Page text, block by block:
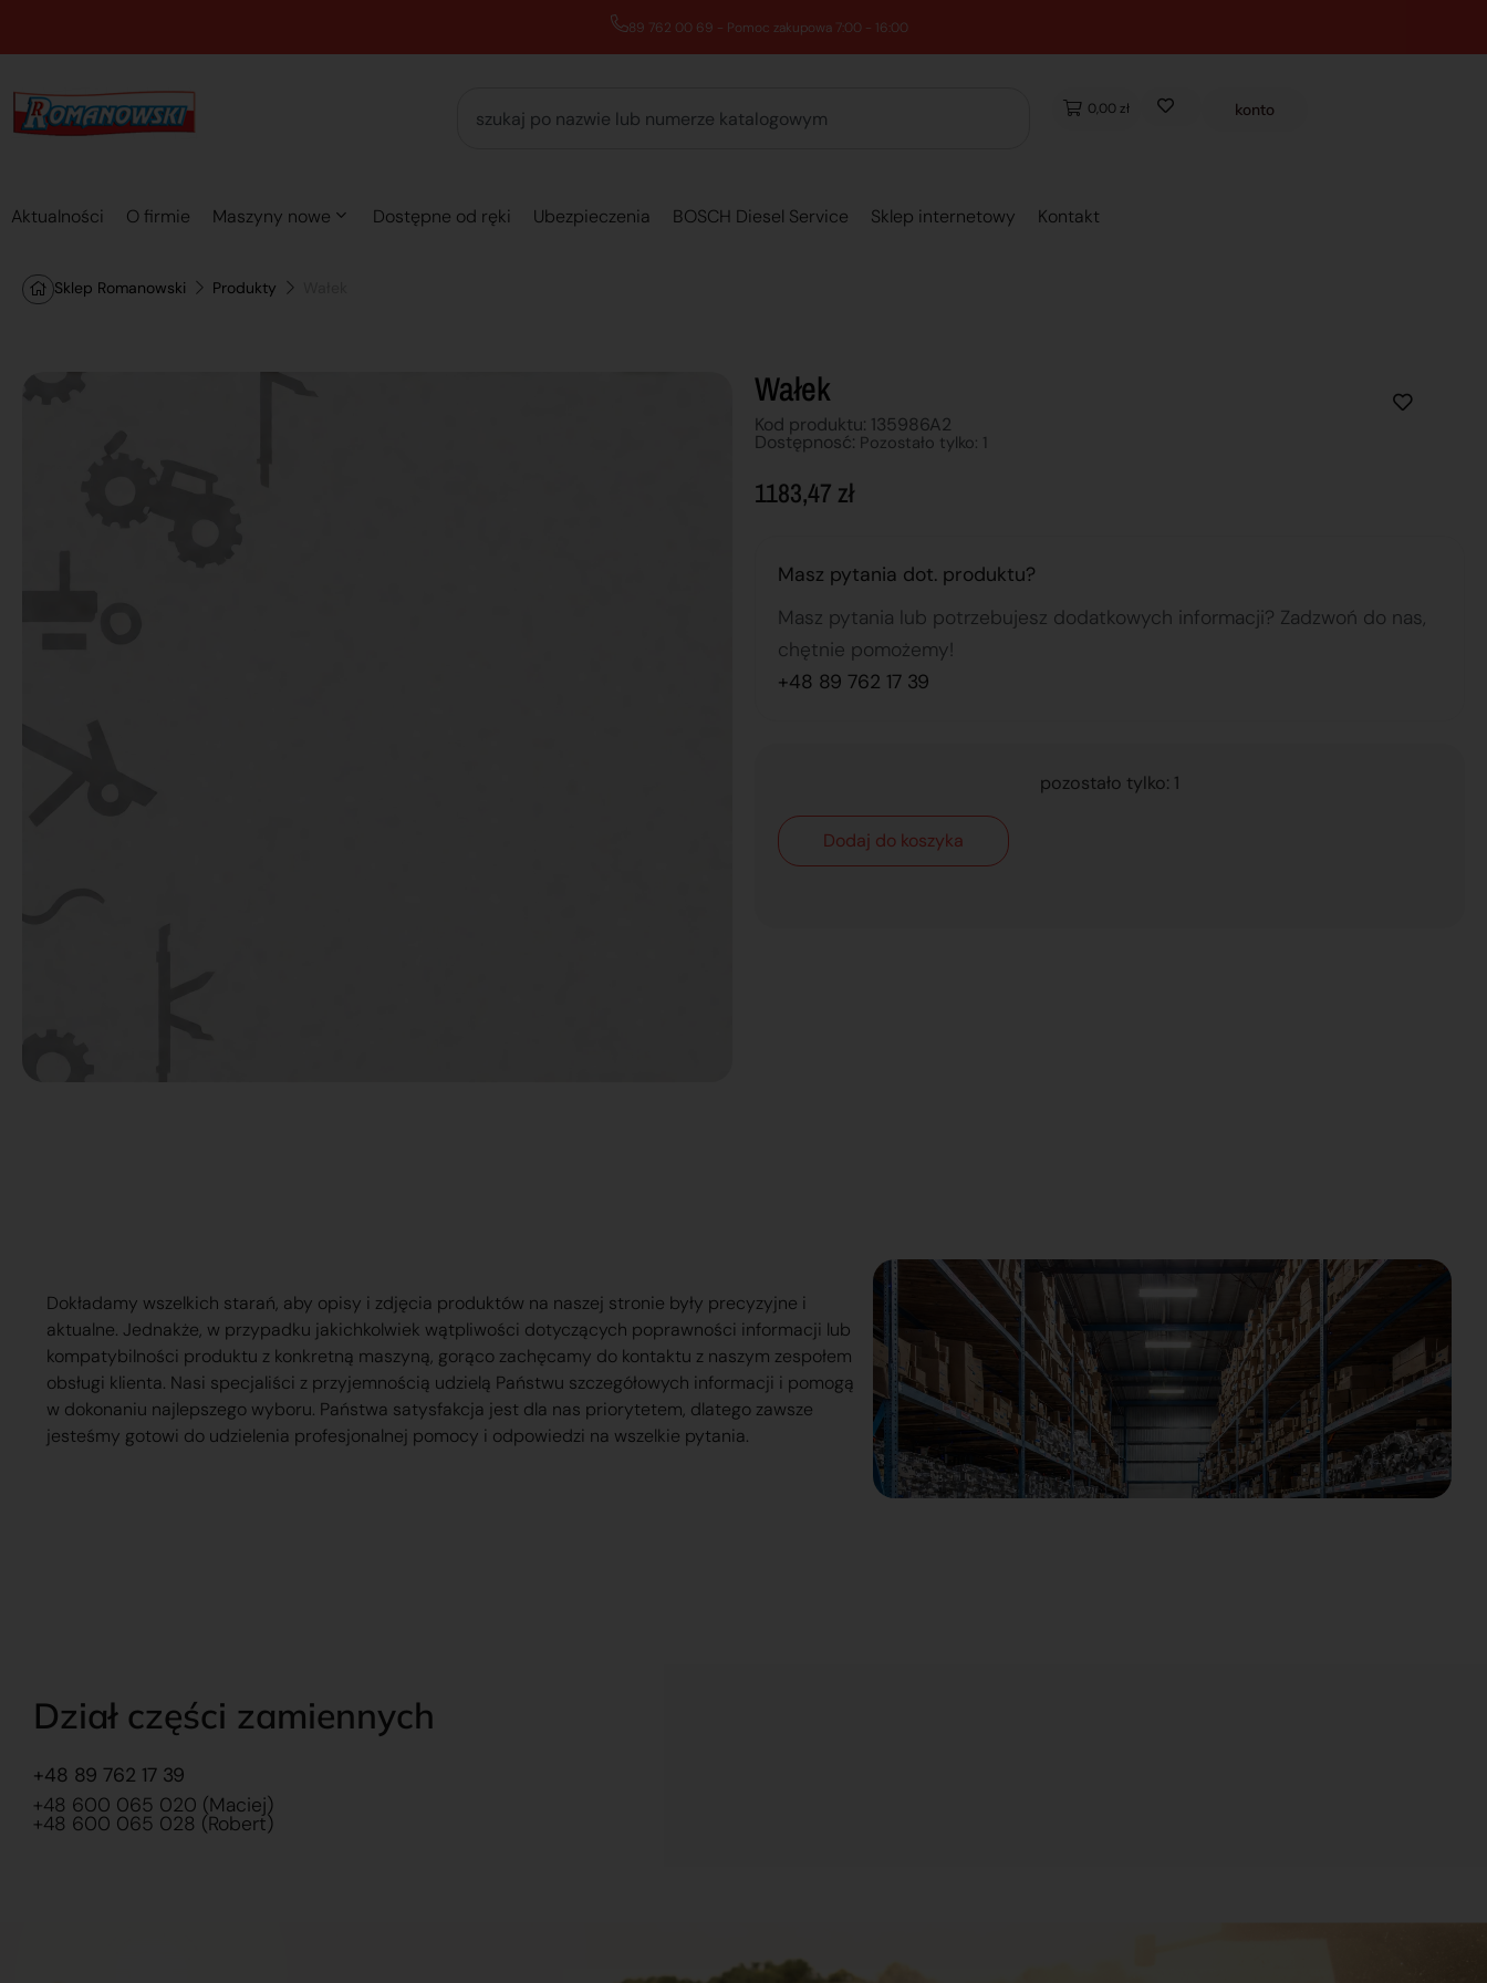
89 762 00 69 - Pomoc zakupowa 7:00 - 16:00
0,00 zł konto
Aktualności O firmie Maszyny nowe Dostępne od ręki Ubezpieczenia BOSCH Diesel Service Sklep internetowy Kontakt
Sklep Romanowski Produkty
Wałek
Kod produktu: 135986A2
Dostępnosć: Pozostało tylko: 1
1183,47 zł
Masz pytania dot. produktu?
Masz pytania lub potrzebujesz dodatkowych informacji? Zadzwoń do nas,
chętnie pomożemy!
+48 89 762 17 39
pozostało tylko: 1
Dodaj do koszyka
Dokładamy wszelkich starań, aby opisy i zdjęcia produktów na naszej stronie były precyzyjne i
aktualne. Jednakże, w przypadku jakichkolwiek wątpliwości dotyczących poprawności informacji lub
kompatybilności produktu z konkretną maszyną, gorąco zachęcamy do kontaktu z naszym zespołem
obsługi klienta. Nasi specjaliści z przyjemnością udzielą Państwu szczegółowych informacji i pomogą
w dokonaniu najlepszego wyboru. Państwa satysfakcja jest dla nas priorytetem, dlatego zawsze
jesteśmy gotowi do udzielenia profesjonalnej pomocy i odpowiedzi na wszelkie pytania.
Dział części zamiennych
+48 89 762 17 39
+48 600 065 020 (Maciej)
+48 600 065 028 (Robert)